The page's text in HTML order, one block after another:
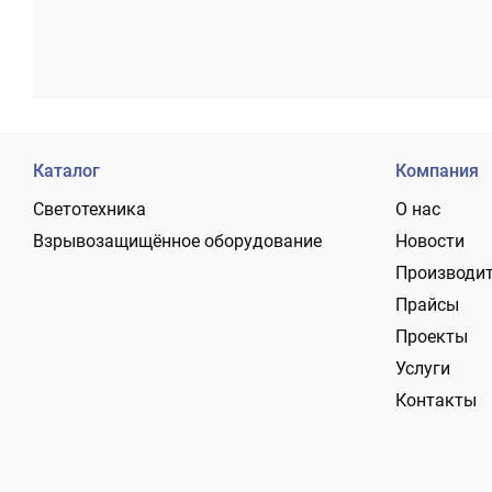
Каталог
Светотехника
Взрывозащищённое оборудование
Компания
О нас
Новости
Прайсы
Проекты
Услуги
Контакты